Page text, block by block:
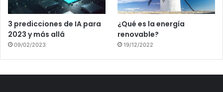
3 predicciones de IA para
2023 y más allá
09/02/2023
¿Qué es la energía
renovable?
19/12/2022